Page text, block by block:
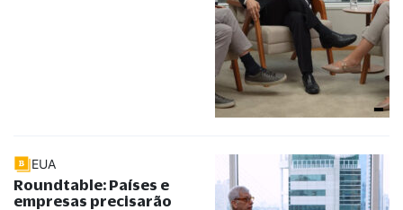
EUA
Roundtable: Países e
empresas precisarão